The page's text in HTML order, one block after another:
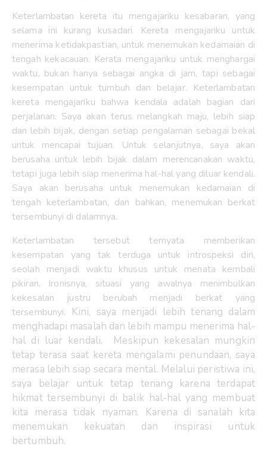
Keterlambatan kereta itu mengajariku kesabaran, yang
selama ini kurang kusadari. Kereta mengajariku untuk
menerima ketidakpastian, untuk menemukan kedamaian di
tengah kekacauan. Kerata mengajariku untuk menghargai
waktu, bukan hanya sebagai angka di jam, tapi sebagai
kesempatan untuk tumbuh dan belajar. Keterlambatan
kereta mengajariku bahwa kendala adalah bagian dari
perjalanan. Saya akan terus melangkah maju, lebih siap
dan lebih bijak, dengan setiap pengalaman sebagai bekal
untuk mencapai tujuan. Untuk selanjutnya, saya akan
berusaha untuk lebih bijak dalam merencanakan waktu,
tetapi juga lebih siap menerima hal-hal yang diluar kendali.
Saya akan berusaha untuk menemukan kedamaian di
tengah keterlambatan, dan bahkan, menemukan berkat
tersembunyi di dalamnya.
Keterlambatan tersebut ternyata memberikan
kesempatan yang tak terduga untuk introspeksi diri,
seolah menjadi waktu khusus untuk menata kembali
pikiran. Ironisnya, situasi yang awalnya menimbulkan
kekesalan justru berubah menjadi berkat yang
tersembunyi. Kini, saya menjadi lebih tenang dalam
menghadapi masalah dan lebih mampu menerima hal-
hal di luar kendali. Meskipun kekesalan mungkin
tetap terasa saat kereta mengalami penundaan, saya
merasa lebih siap secara mental. Melalui peristiwa ini,
saya belajar untuk tetap tenang karena terdapat
hikmat tersembunyi di balik hal-hal yang membuat
kita merasa tidak nyaman. Karena di sanalah kita
menemukan kekuatan dan inspirasi untuk
bertumbuh.